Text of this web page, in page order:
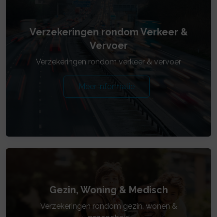
Verzekeringen rondom Verkeer &
Vervoer
Verzekeringen rondom verkeer & vervoer
Meer informatie
Gezin, Woning & Medisch
Verzekeringen rondom gezin, wonen &